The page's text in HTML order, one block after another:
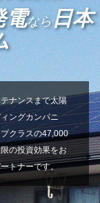
電なら日本
ナンスまで太陽
ングカンパニ
クラスの47,000
の投資効果をお
トナーです。